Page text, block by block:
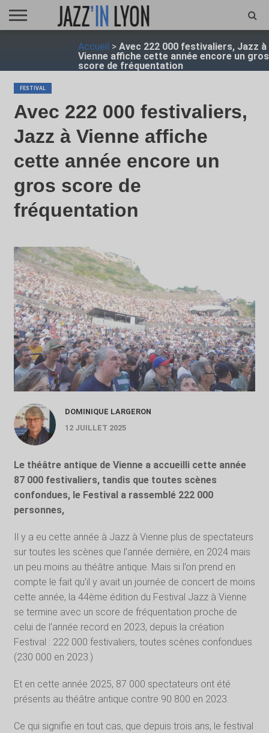
Accueil > Avec 222 000 festivaliers, Jazz à
Vienne affiche cette année encore un gros
score de fréquentation
FESTIVAL
Avec 222 000 festivaliers,
Jazz à Vienne affiche
cette année encore un
gros score de
fréquentation
DOMINIQUE LARGERON
12 JUILLET 2025
Le théâtre antique de Vienne a accueilli cette année
87 000 festivaliers, tandis que toutes scènes
confondues, le Festival a rassemblé 222 000
personnes,
Il y a eu cette année à Jazz à Vienne plus de spectateurs
sur toutes les scènes que l’année dernière, en 2024 mais
un peu moins au théâtre antique. Mais si l’on prend en
compte le fait qu’il y avait un journée de concert de moins
cette année, la 44ème édition du Festival Jazz à Vienne
se termine avec un score de fréquentation proche de
celui de l’année record en 2023, depuis la création
Festival : 222 000 festivaliers, toutes scènes confondues
(230 000 en 2023.)
Et en cette année 2025, 87 000 spectateurs ont été
présents au théâtre antique contre 90 800 en 2023.
Ce qui signifie en tout cas, que depuis trois ans, le festival